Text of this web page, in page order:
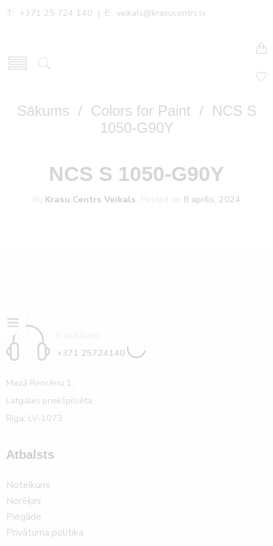
T: +371 25 724 140 | E: veikals@krasucentrs.lv
Sākums / Colors for Paint / NCS S
1050-G90Y
NCS S 1050-G90Y
By Krasu Centrs Veikals Posted on 8 aprīlis, 2024
+371 25724140
Mazā Rencēnu 1,
Latgales priekšpilsēta,
Rīga, LV-1073
Atbalsts
Noteikumi
Norēķini
Piegāde
Privātuma politika